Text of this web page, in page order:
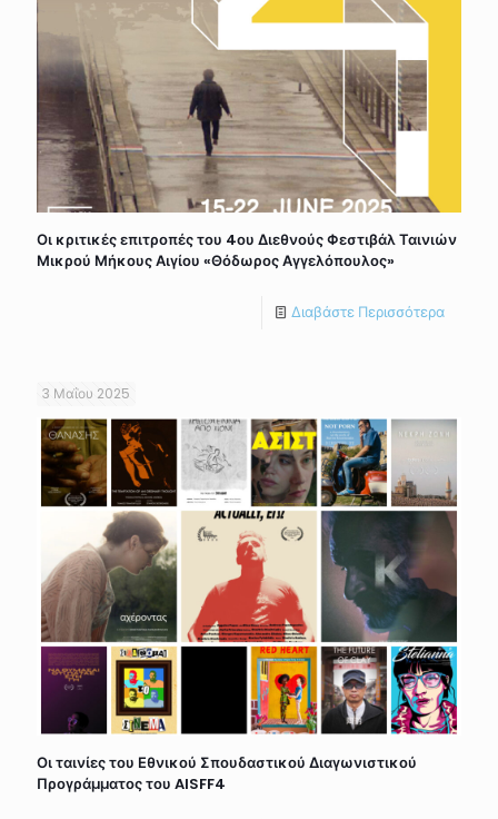
Οι κριτικές επιτροπές του 4ου Διεθνούς Φεστιβάλ Ταινιών
Μικρού Μήκους Αιγίου «Θόδωρος Αγγελόπουλος»
Διαβάστε Περισσότερα
3 Μαΐου 2025
Οι ταινίες του Εθνικού Σπουδαστικού Διαγωνιστικού
Προγράμματος του AISFF4